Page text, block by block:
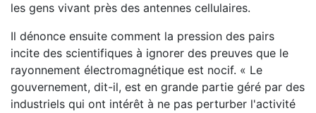
les gens vivant près des antennes cellulaires.
Il dénonce ensuite comment la pression des pairs
incite des scientifiques à ignorer des preuves que le
rayonnement électromagnétique est nocif. « Le
gouvernement, dit-il, est en grande partie géré par des
industriels qui ont intérêt à ne pas perturber l'activité